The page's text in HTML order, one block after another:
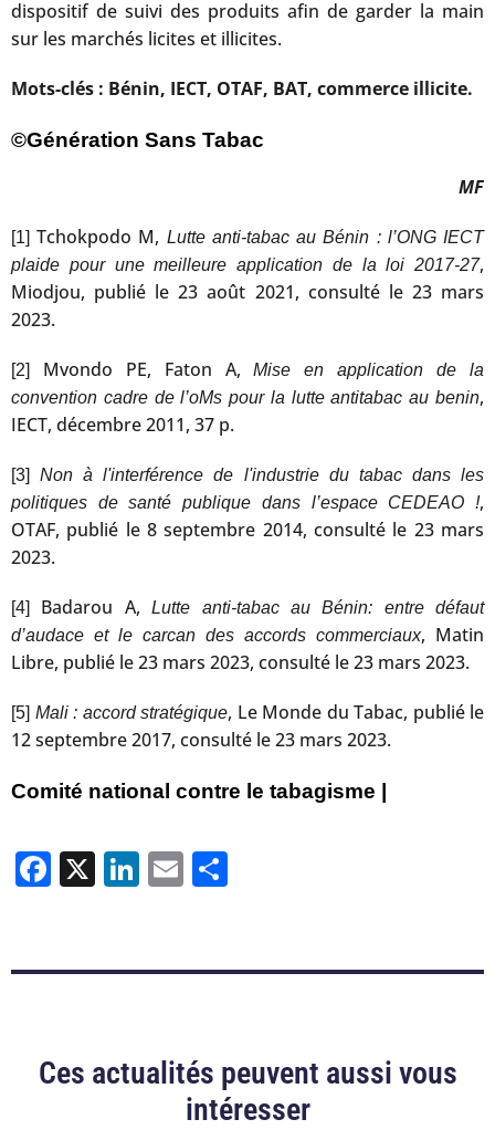
dispositif de suivi des produits afin de garder la main
sur les marchés licites et illicites.
Mots-clés : Bénin, IECT, OTAF, BAT, commerce illicite.
©Génération Sans Tabac
MF
[1] Tchokpodo M, Lutte anti-tabac au Bénin : l’ONG IECT
plaide pour une meilleure application de la loi 2017-27,
Miodjou, publié le 23 août 2021, consulté le 23 mars
2023.
[2] Mvondo PE, Faton A,Mise en application de la
convention cadre de l’oMs pour la lutte antitabac au benin,
IECT, décembre 2011, 37 p.
[3]
Non à l'interférence de l'industrie du tabac dans les
politiques de santé publique dans l’espace CEDEAO !,
OTAF, publié le 8 septembre 2014, consulté le 23 mars
2023.
[4] Badarou A,Lutte anti-tabac au Bénin: entre défaut
d’audace et le carcan des accords commerciaux, Matin
Libre, publié le 23 mars 2023, consulté le 23 mars 2023.
[5] Mali : accord stratégique, Le Monde du Tabac, publié le
12 septembre 2017, consulté le 23 mars 2023.
Comité national contre le tabagisme |
Facebook
X LinkedIn
Email
Ces actualités peuvent aussi vous
intéresser